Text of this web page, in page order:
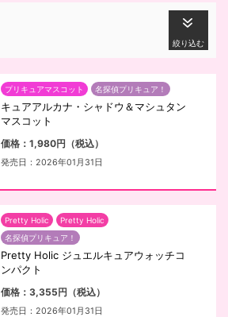
絞り込む
プリキュアマスコット 名探偵プリキュア！
キュアアルカナ・シャドウ＆マシュタン
マスコット
価格：1,980円（税込）
発売日：2026年01月31日
Pretty Holic
Pretty Holic
名探偵プリキュア！
Pretty Holic ジュエルキュアウォッチコ
ンパクト
価格：3,355円（税込）
発売日：2026年01月31日